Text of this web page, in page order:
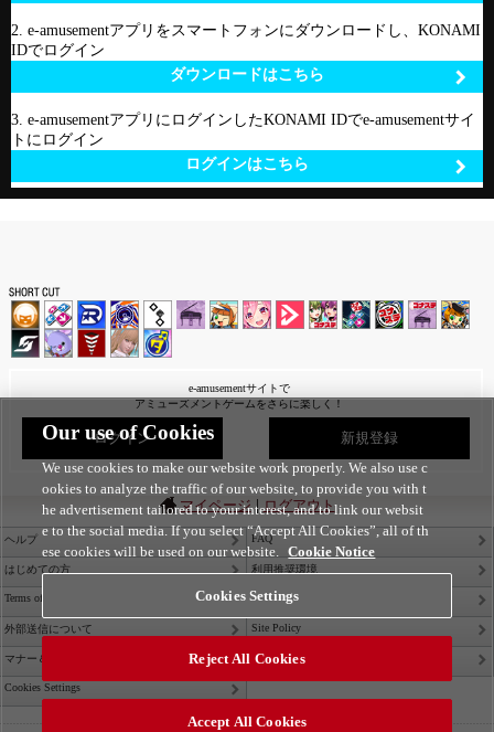
2. e-amusementアプリをスマートフォンにダウンロードし、KONAMI
IDでログイン
ダウンロードはこちら
3. e-amusementアプリにログインしたKONAMI IDでe-amusementサイ
トにログイン
ログインはこちら
e-amusementサイトで
アミューズメントゲームをさらに楽しく！
ログイン 新規登録
マイページ|ログアウト
ヘルプ FAQ
はじめての方 利用推奨環境
Terms of Service Privacy Policy
外部送信について Site Policy
マナー＆ルール Contact Us
Cookies Settings
Our use of Cookies
We use cookies to make our website work properly. We also use c
ookies to analyze the traffic of our website, to provide you with t
he advertisement tailored to your interest, and to link our websit
e to the social media. If you select “Accept All Cookies”, all of th
ese cookies will be used on our website. Cookie Notice
Cookies Settings
Reject All Cookies
Accept All Cookies